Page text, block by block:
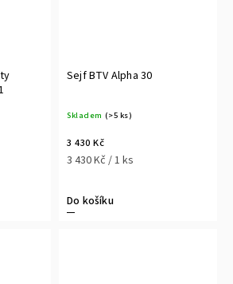
Sejf BTV Alpha 30
Skladem (>5 ks)
3 430 Kč
3 430 Kč / 1 ks
Do košíku